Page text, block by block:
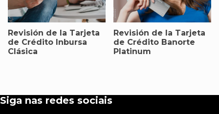
Revisión de la Tarjeta
de Crédito Inbursa
Clásica
Revisión de la Tarjeta
de Crédito Banorte
Platinum
Siga nas redes sociais